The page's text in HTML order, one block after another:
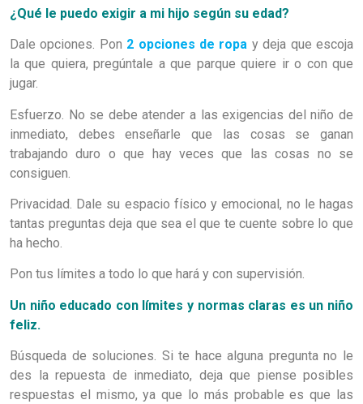
¿Qué le puedo exigir a mi hijo según su edad?
Dale opciones. Pon 2 opciones de ropa y deja que escoja
la que quiera, pregúntale a que parque quiere ir o con que
jugar.
Esfuerzo. No se debe atender a las exigencias del niño de
inmediato, debes enseñarle que las cosas se ganan
trabajando duro o que hay veces que las cosas no se
consiguen.
Privacidad. Dale su espacio físico y emocional, no le hagas
tantas preguntas deja que sea el que te cuente sobre lo que
ha hecho.
Pon tus límites a todo lo que hará y con supervisión.
Un niño educado con límites y normas claras es un niño
feliz.
Búsqueda de soluciones. Si te hace alguna pregunta no le
des la repuesta de inmediato, deja que piense posibles
respuestas el mismo, ya que lo más probable es que las